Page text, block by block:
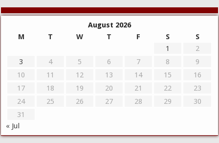
August 2026
M
T W T F S
S
1
2
3
4 5 6 7 8
9
10
11 12 13 14 15
16
17
18 19 20 21 22
23
24
25 26 27 28 29
30
31
« Jul